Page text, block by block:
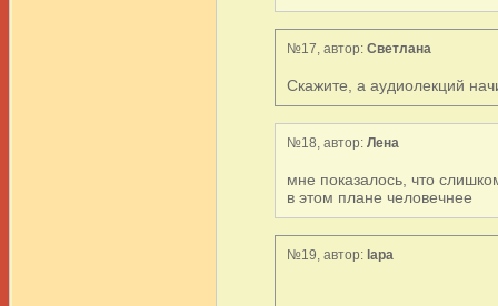
№17, автор: Светлана
Скажите, а аудиолекций
№18, автор: Лена
мне показалось, что
в этом плане человечнее
№19, автор: lapa